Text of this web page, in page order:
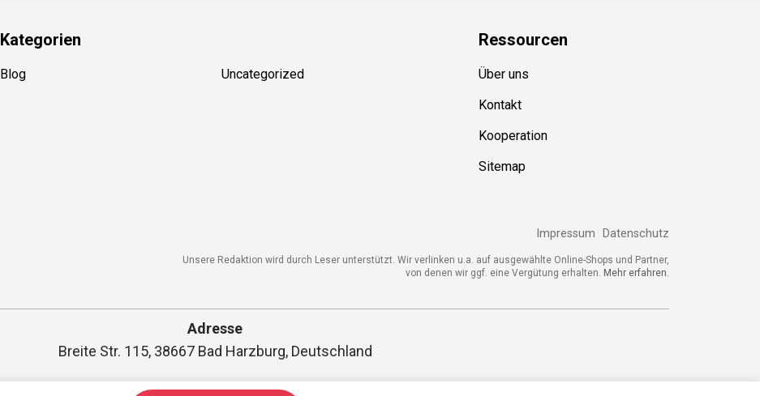
Kategorien
Blog Uncategorized
Ressourcen
Über uns
Kontakt
Kooperation
Sitemap
Impressum Datenschutz
Unsere Redaktion wird durch Leser unterstützt. Wir verlinken u.a. auf ausgewählte Online-Shops und Partner,
von denen wir ggf. eine Vergütung erhalten. Mehr erfahren.
Adresse
Breite Str. 115, 38667 Bad Harzburg, Deutschland